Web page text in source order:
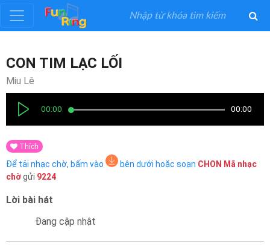
Đăng
ký
nhập
Thể
Loại
Nghệ
CON TIM LẠC LỐI
Miu Lê
00:00 00:00
Thích
Để tải nhạc chờ, bấm vào bên dưới hoặc soạn CHON Mã nhạc
chờgửi 9224
Lời bài hát
Đang cập nhật